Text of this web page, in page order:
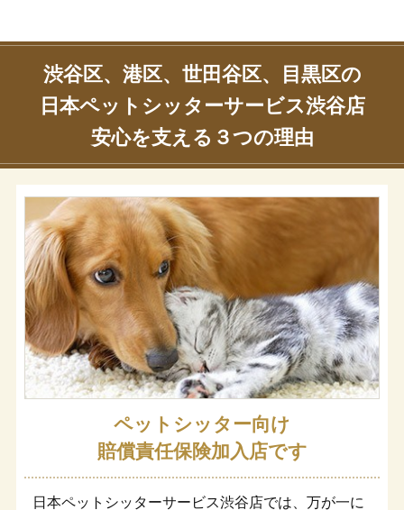
渋谷区、港区、世田谷区、目黒区の
日本ペットシッターサービス渋谷店
安心を支える３つの理由
ペットシッター向け
賠償責任保険加入店です
日本ペットシッターサービス渋谷店では、万が一に